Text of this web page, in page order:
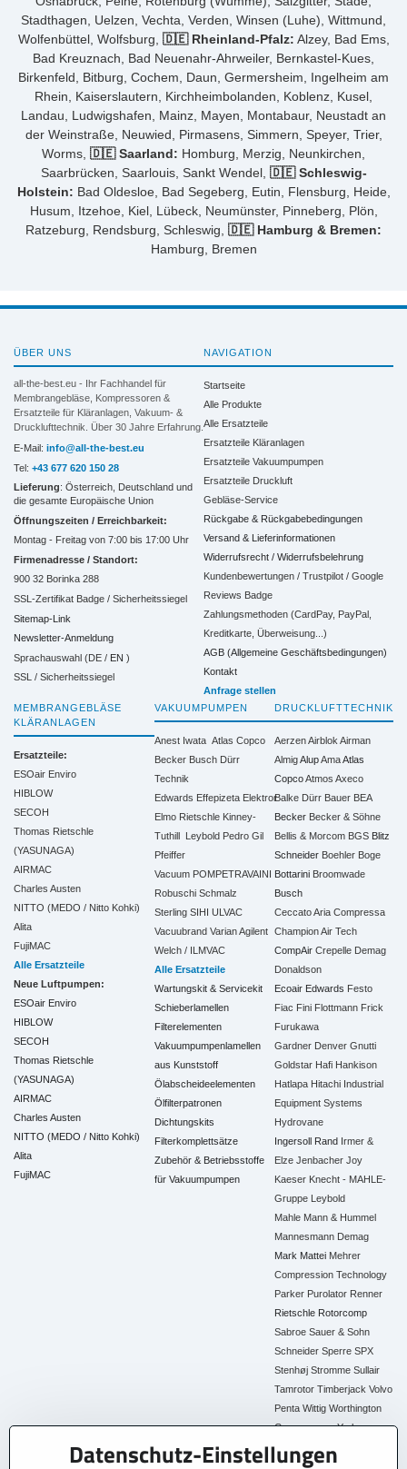
Stadthagen, Uelzen, Vechta, Verden, Winsen (Luhe), Wittmund,
Wolfenbüttel, Wolfsburg, 🇩🇪 Rheinland-Pfalz: Alzey, Bad Ems,
Bad Kreuznach, Bad Neuenahr-Ahrweiler, Bernkastel-Kues,
Birkenfeld, Bitburg, Cochem, Daun, Germersheim, Ingelheim am
Rhein, Kaiserslautern, Kirchheimbolanden, Koblenz, Kusel,
Landau, Ludwigshafen, Mainz, Mayen, Montabaur, Neustadt an
der Weinstraße, Neuwied, Pirmasens, Simmern, Speyer, Trier,
Worms, 🇩🇪 Saarland: Homburg, Merzig, Neunkirchen,
Saarbrücken, Saarlouis, Sankt Wendel, 🇩🇪 Schleswig-
Holstein: Bad Oldesloe, Bad Segeberg, Eutin, Flensburg, Heide,
Husum, Itzehoe, Kiel, Lübeck, Neumünster, Pinneberg, Plön,
Ratzeburg, Rendsburg, Schleswig, 🇩🇪 Hamburg & Bremen:
Hamburg, Bremen
ÜBER UNS
all-the-best.eu - Ihr Fachhandel für
Membrangebläse, Kompressoren &
Ersatzteile für Kläranlagen, Vakuum- &
Drucklufttechnik. Über 30 Jahre Erfahrung.
E-Mail: info@all-the-best.eu
Tel: +43 677 620 150 28
Lieferung: Österreich, Deutschland und
die gesamte Europäische Union
Öffnungszeiten / Erreichbarkeit:
Montag - Freitag von 7:00 bis 17:00 Uhr
Firmenadresse / Standort:
900 32 Borinka 288
SSL-Zertifikat Badge / Sicherheitssiegel
Sitemap-Link
Newsletter-Anmeldung
Sprachauswahl (DE / EN )
SSL / Sicherheitssiegel
NAVIGATION
Startseite
Alle Produkte
Alle Ersatzteile
Ersatzteile Kläranlagen
Ersatzteile Vakuumpumpen
Ersatzteile Druckluft
Gebläse-Service
Rückgabe & Rückgabebedingungen
Versand & Lieferinformationen
Widerrufsrecht / Widerrufsbelehrung
Kundenbewertungen / Trustpilot / Google
Reviews Badge
Zahlungsmethoden (CardPay, PayPal,
Kreditkarte, Überweisung...)
AGB (Allgemeine Geschäftsbedingungen)
Kontakt
Anfrage stellen
MEMBRANGEBLÄSE
KLÄRANLAGEN
Ersatzteile:
ESOair Enviro
HIBLOW
SECOH
Thomas Rietschle
(YASUNAGA)
AIRMAC
Charles Austen
NITTO (MEDO / Nitto Kohki)
Alita
FujiMAC
Alle Ersatzteile
Neue Luftpumpen:
ESOair Enviro
HIBLOW
SECOH
Thomas Rietschle
(YASUNAGA)
AIRMAC
Charles Austen
NITTO (MEDO / Nitto Kohki)
Alita
FujiMAC
VAKUUMPUMPEN
Anest Iwata Atlas Copco
Becker Busch Dürr
Technik
Edwards Effepizeta Elektror
Elmo Rietschle Kinney-
Tuthill Leybold Pedro Gil
Pfeiffer
Vacuum POMPETRAVAINI
Robuschi Schmalz
Sterling SIHI ULVAC
Vacuubrand Varian Agilent
Welch / ILMVAC
Alle Ersatzteile
Wartungskit & Servicekit
Schieberlamellen
Filterelementen
Vakuumpumpenlamellen
aus Kunststoff
Ölabscheideelementen
Ölfilterpatronen
Dichtungskits
Filterkomplettsätze
Zubehör & Betriebsstoffe
für Vakuumpumpen
DRUCKLUFTTECHNIK
AerzenAirblok Airman
Almig Alup Ama Atlas
Copco Atmos Axeco
Balke Dürr Bauer BEA
Becker Becker & Söhne
Bellis & Morcom BGS Blitz
Schneider Boehler Boge
Bottarini Broomwade
Busch
Ceccato Aria Compressa
Champion Air Tech
CompAir Crepelle Demag
Donaldson
Ecoair Edwards Festo
Fiac Fini Flottmann Frick
Furukawa
Gardner Denver Gnutti
Goldstar Hafi Hankison
Hatlapa Hitachi Industrial
Equipment Systems
Hydrovane
Ingersoll Rand Irmer &
Elze Jenbacher Joy
Kaeser Knecht - MAHLE-
Gruppe Leybold
Mahle Mann & Hummel
Mannesmann Demag
Mark Mattei Mehrer
Compression Technology
Parker Purolator Renner
Rietschle Rotorcomp
Sabroe Sauer & Sohn
Schneider Sperre SPX
Stenhøj Stromme Sullair
Tamrotor Timberjack Volvo
Penta Wittig Worthington
Creyssensac York
Alle Ersatzteile
Datenschutz-Einstellungen